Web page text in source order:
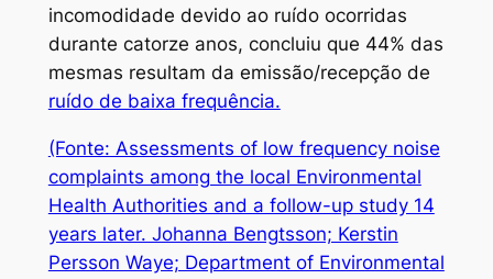
incomodidade devido ao ruído ocorridas
durante catorze anos, concluiu que 44% das
mesmas resultam da emissão/recepção de
ruído de baixa frequência.
(Fonte: Assessments of low frequency noise
complaints among the local Environmental
Health Authorities and a follow-up study 14
years later. Johanna Bengtsson; Kerstin
Persson Waye; Department of Environmental